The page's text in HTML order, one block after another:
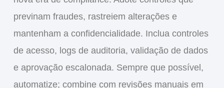
previnam fraudes, rastreiem alterações e
mantenham a confidencialidade. Inclua controles
de acesso, logs de auditoria, validação de dados
e aprovação escalonada. Sempre que possível,
automatize; combine com revisões manuais em